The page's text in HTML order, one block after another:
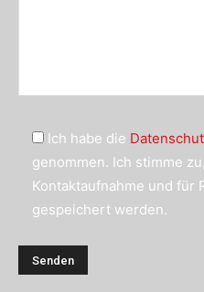
Ich habe die
genommen. Ich stimme
Kontaktaufnahme und für
gespeichert werden.